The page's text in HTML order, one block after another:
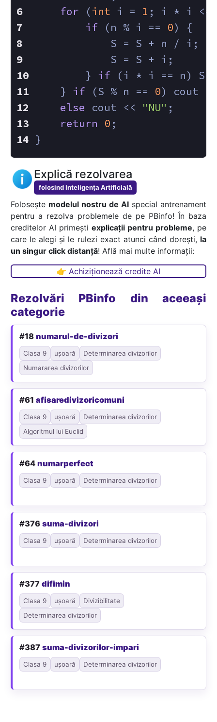
for (int i = 1 ; i * i <=
if (n % i == 0) {
            S = S + n / i;
            S = S + i;
        }
if (i * i == n) S
    }
if (S % n == 0) cout
else cout << "NU" ;
return
0 ;
}
Explică rezolvarea
folosind Inteligența Artificială
Folosește modelul nostru de AIspecial antrenament
pentru a rezolva problemele de pe PBinfo! În baza
creditelor AI primești explicații pentru probleme, pe
care le alegi și le rulezi exact atunci când dorești, la
un singur click distanță! Află mai multe informații:
👉 Achiziționează credite AI
Rezolvări PBinfo din aceeași
categorie
#18numarul-de-divizori
Clasa 9 ușoară
Determinarea divizorilor
Numararea divizorilor
#61afisaredivizoricomuni
Clasa 9 ușoară
Determinarea divizorilor
Algoritmul lui Euclid
#64numarperfect
Clasa 9 ușoară Determinarea divizorilor
#376suma-divizori
Clasa 9 ușoară Determinarea divizorilor
#377difimin
Clasa 9 ușoară
Divizibilitate
Determinarea divizorilor
#387suma-divizorilor-impari
Clasa 9 ușoară Determinarea divizorilor